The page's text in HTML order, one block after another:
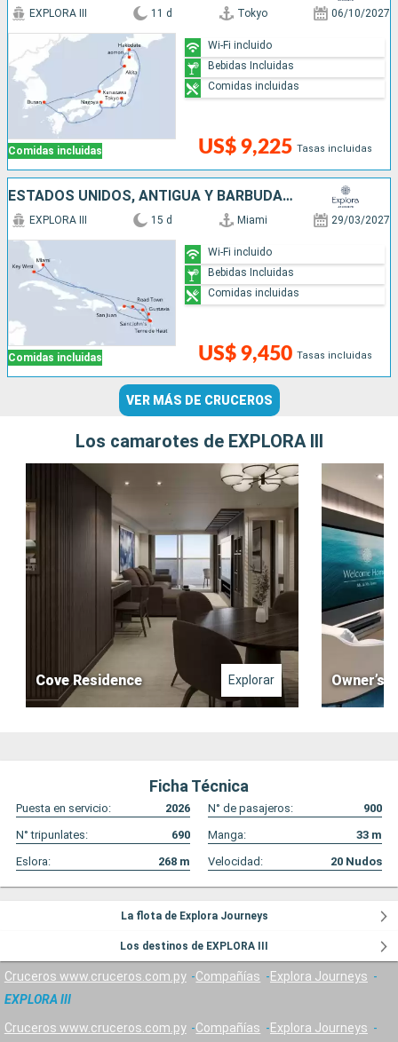
Comidas incluidas
EXPLORA III 11 d Tokyo 06/10/2027
US$ 9,225 Tasas incluidas
Wi-Fi incluido
Bebidas Incluidas
Comidas incluidas
ESTADOS UNIDOS, ANTIGUA Y BARBUDA, PUERTO RICO, FRANCIA
Comidas incluidas
EXPLORA III 15 d Miami 29/03/2027
US$ 9,450 Tasas incluidas
Wi-Fi incluido
Bebidas Incluidas
Comidas incluidas
VER MÁS DE CRUCEROS
Los camarotes de EXPLORA III
Cove Residence Explorar Owner’s
Ficha Técnica
Puesta en servicio: 2026 N° de pasajeros:
900
N° tripunlates:
690 Manga: 33 m
Eslora:
268 m Velocidad: 20 Nudos
La flota de Explora Journeys
Los destinos de EXPLORA III
Cruceros www.cruceros.com.py Compañías
Explora Journeys
EXPLORA III
Cruceros www.cruceros.com.py Compañías
Explora Journeys